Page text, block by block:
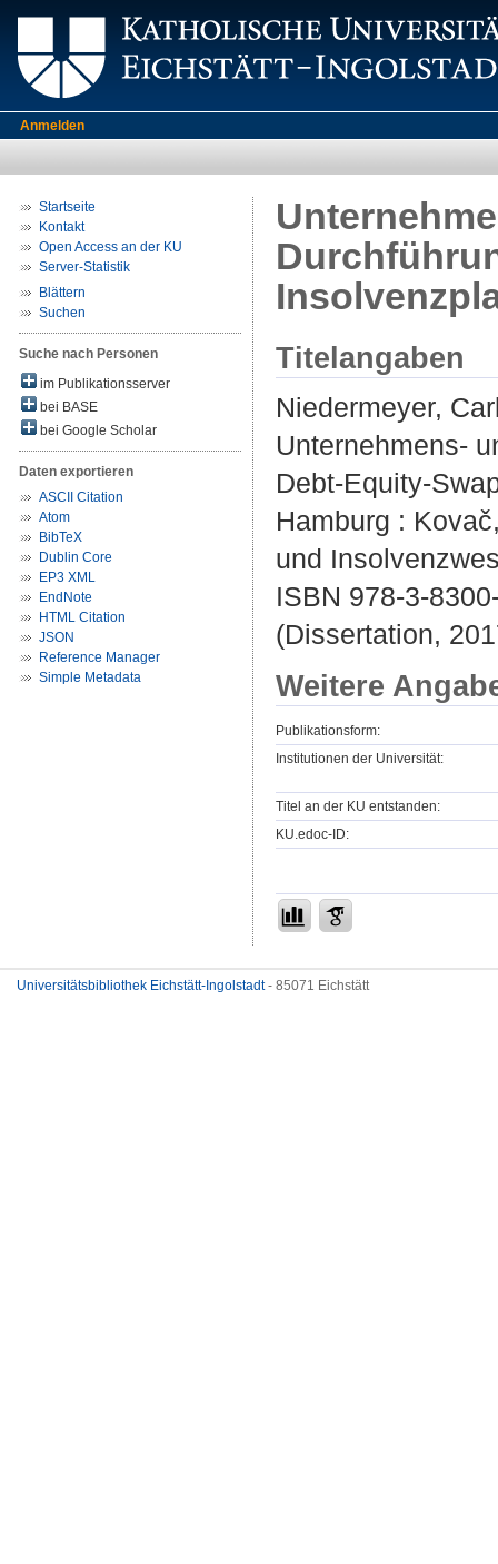
Anmelden
Startseite
Kontakt
Open Access an der KU
Server-Statistik
Blättern
Suchen
Suche nach Personen
im Publikationsserver
bei BASE
bei Google Scholar
Daten exportieren
ASCII Citation
Atom
BibTeX
Dublin Core
EP3 XML
EndNote
HTML Citation
JSON
Reference Manager
Simple Metadata
Titelangaben
Niedermeyer,
Unternehmens-
Debt-Equity-
Hamburg :
und
ISBN 978-3-
(Dissertation,
Weitere
Publikationsform:
Institutionen der Universität:
Titel an der KU entstanden:
KU.edoc-ID:
Universitätsbibliothek Eichstätt-Ingolstadt- 85071 Eichstätt